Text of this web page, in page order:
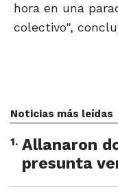
hora en una
colectivo",
Noticias más leídas
1. Allanaron
presunta